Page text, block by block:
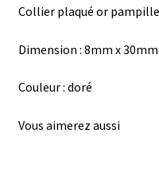
Collier plaqué or
Dimension : 8mm x 30mm
Couleur : doré
Vous aimerez aussi